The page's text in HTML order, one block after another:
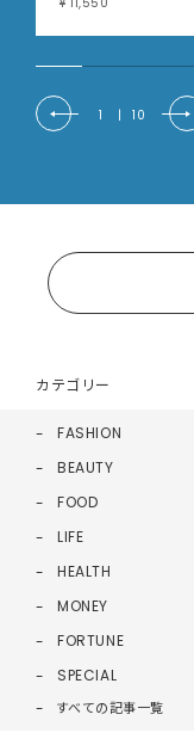
1 | 10
カテゴリー
FASHION
BEAUTY
FOOD
LIFE
HEALTH
MONEY
FORTUNE
SPECIAL
すべての記事一覧